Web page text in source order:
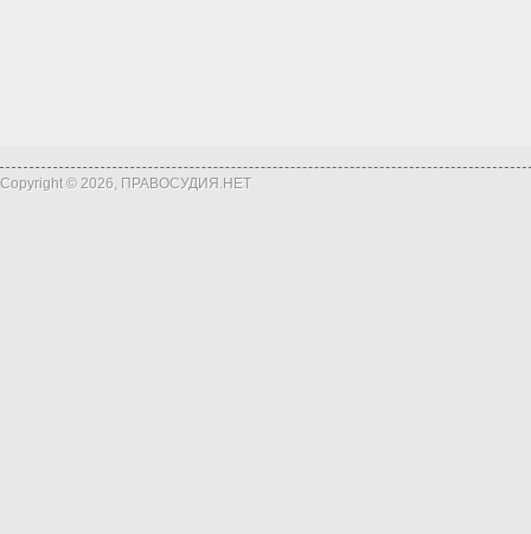
Copyright © 2026, ПРАВОСУДИЯ.НЕТ